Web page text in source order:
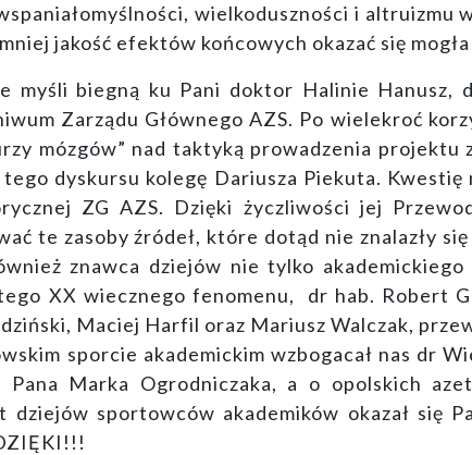
wielkoduszności i
jakość efektów końcowych okazać się
myśli biegną ku Pani doktor Halinie Hanusz,
Zarządu Głównego AZS. Po wielekroć
mózgów” nad taktyką prowadzenia projektu
tego dyskursu kolegę Dariusza Piekuta.
ZG AZS. Dzięki życzliwości jej
te zasoby źródeł, które dotąd nie znalazły
znawca dziejów nie tylko
XX wiecznego fenomenu, dr hab. Robert
Maciej Harfil oraz Mariusz Walczak,
sporcie akademickim wzbogacał nas dr
Pana Marka Ogrodniczaka, a o opolskich
sportowców akademików okazał się